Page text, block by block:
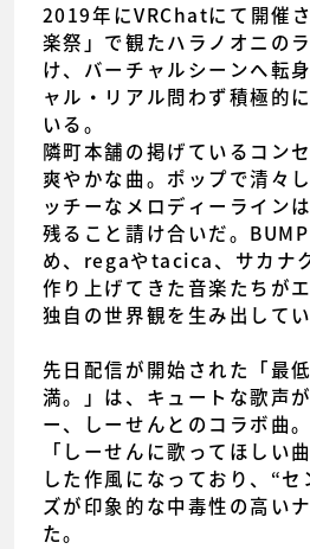
2019年にVRChatにて開催
楽祭」で観たハラノオニの
け、バーチャルシーンへ転
ャル・リアル問わず積極的
いる。
隣町本舗の掲げているコン
爽やかな曲。ポップで清々
ッチーなメロディーライン
残ること請け合いだ。
め、regaやtacica、サカナ
作り上げてきた音楽たちが
独自の世界観を生み出して
先日配信が開始された「最
満。」は、キュートな歌声
ー、しーせんとのコラボ曲
「しーせんに歌ってほしい
した作風になっており、“
ズが印象的な中毒性の高い
た。